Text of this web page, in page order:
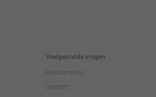
Veelgestelde vragen
Retourneren
Leveren